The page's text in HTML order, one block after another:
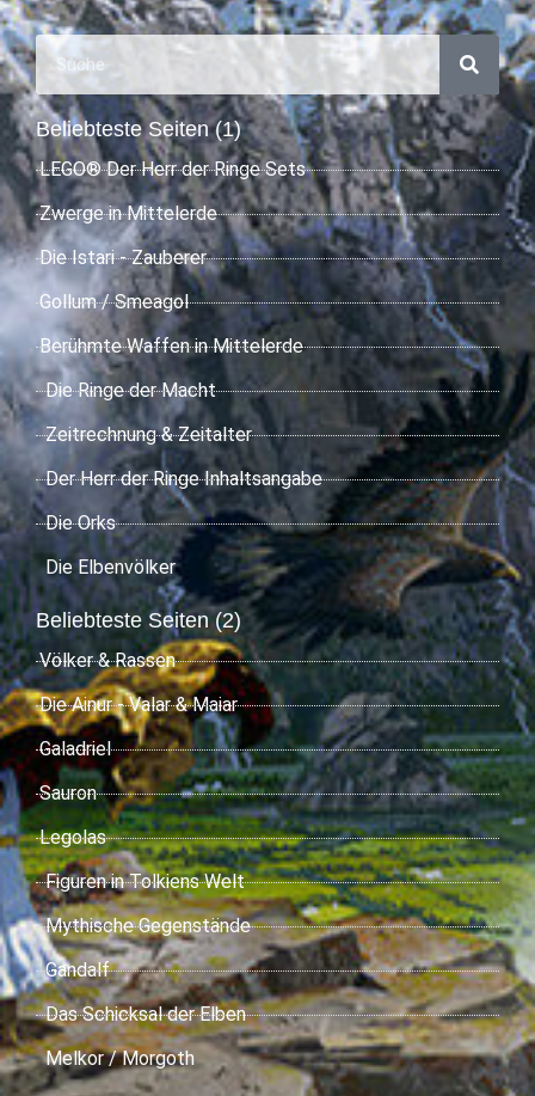
Beliebteste Seiten (1)
LEGO® Der Herr der Ringe Sets
Zwerge in Mittelerde
Die Istari - Zauberer
Gollum / Smeagol
Berühmte Waffen in Mittelerde
Die Ringe der Macht
Zeitrechnung & Zeitalter
Der Herr der Ringe Inhaltsangabe
Die Orks
Die Elbenvölker
Beliebteste Seiten (2)
Völker & Rassen
Die Ainur - Valar & Maiar
Galadriel
Sauron
Legolas
Figuren in Tolkiens Welt
Mythische Gegenstände
Gandalf
Das Schicksal der Elben
Melkor / Morgoth